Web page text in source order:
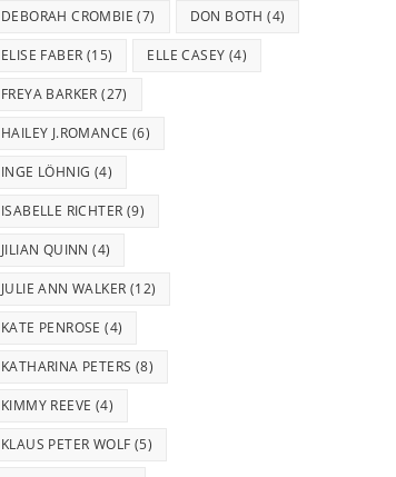
DEBORAH CROMBIE (7) DON BOTH (4)
ELISE FABER (15) ELLE CASEY (4)
FREYA BARKER (27)
HAILEY J.ROMANCE (6)
INGE LÖHNIG (4)
ISABELLE RICHTER (9)
JILIAN QUINN (4)
JULIE ANN WALKER (12)
KATE PENROSE (4)
KATHARINA PETERS (8)
KIMMY REEVE (4)
KLAUS PETER WOLF (5)